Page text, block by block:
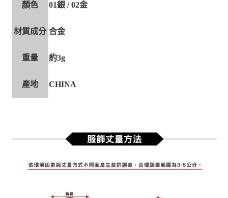
顏色 01銀 / 02金
材質成分 合金
重量 約3g
產地 CHINA